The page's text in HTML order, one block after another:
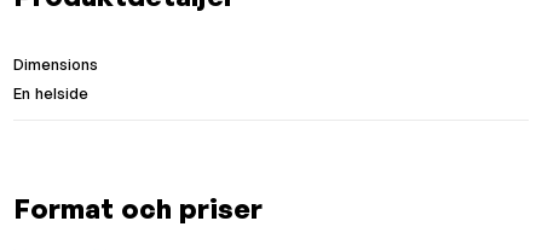
Dimensions
En helside
Format och priser